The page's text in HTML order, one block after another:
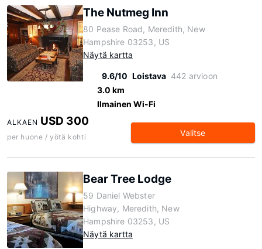
The Nutmeg Inn
80 Pease Road, Meredith, New
Hampshire 03253, US
Näytä kartta
9.6/10 Loistava 442 arvioon
3.0 km
Ilmainen Wi-Fi
ALKAEN USD 300
per huone / yötä kohti Valitse
Bear Tree Lodge
59 Daniel Webster
Highway, Meredith, New
Hampshire 03253, US
Näytä kartta